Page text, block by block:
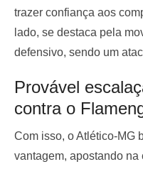
trazer confiança aos
lado, se destaca pela
defensivo, sendo um
Provável
contra o
Com isso, o Atlético-MG
vantagem, apostando